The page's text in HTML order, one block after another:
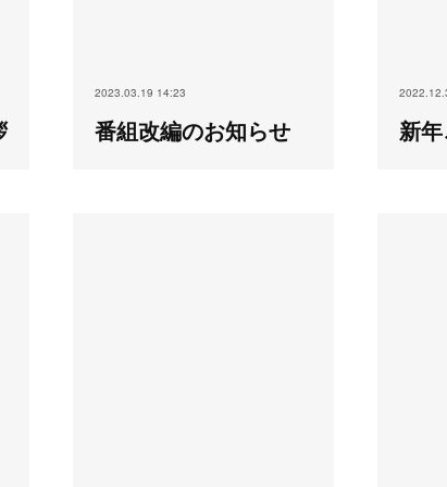
2023.03.19 14:23
番組改編のお知らせ 新